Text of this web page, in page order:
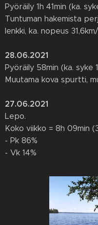
Pyöräily 1h 41min (ka.
Tuntuman hakemista
lenkki, ka. nopeus
28.06.2021
Pyöräily 58min (ka. syke
Muutama kova spurtti,
27.06.2021
Lepo.
Koko viikko = 8h 09min
- Pk 86%
- Vk 14%